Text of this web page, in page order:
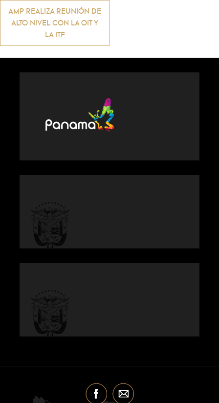
Navegación
de
entradas
AMP REALIZA REUNIÓN DE
ALTO NIVEL CON LA OIT Y
LA ITF